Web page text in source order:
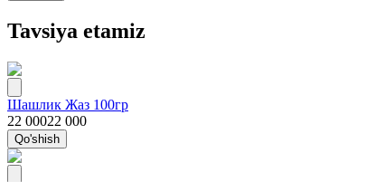
Tavsiya etamiz
Шашлик Жаз 100гр
22 00022 000
Qo'shish